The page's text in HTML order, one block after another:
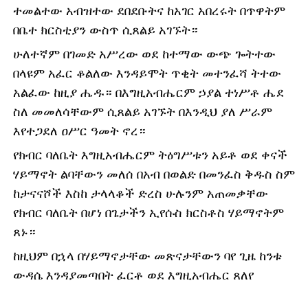
ተመልተው አብዝተው ደበደቡትና ከአገር አበረሩት በጥዋትም
በቤተ ክርስቲያን ውስጥ ሲጸልይ አገኙት።
ሁለተኛም በገመድ አሥረው ወደ ከተማው ውጭ ጐትተው
በላዩም አፈር ቆልለው እንዳይሞት ጥቂት መተንፈሻ ትተው
አልፈው ከዚያ ሔዱ። በእግዚአብሔርም ኃያል ተነሥቶ ሔደ
ስለ መመለሳቸውም ሲጸልይ አገኙት በእንዲህ ያለ ሥራም
እየተጋደለ ዐሥር ዓመት ኖረ።
የክብር ባለቤት እግዚአብሔርም ትዕግሥቱን አይቶ ወደ ቀናች
ሃይማኖት ልባቸውን መለሰ በአብ በወልድ በመንፈስ ቅዱስ ስም
ከታናናሾች እስከ ታላላቆች ድረስ ሁሉንም አጠመቃቸው
የክብር ባለቤት በሆነ በጌታችን ኢየሱስ ክርስቶስ ሃይማኖትም
ጸኑ።
ከዚህም በኋላ በሃይማኖታቸው መጽናታቸውን ባየ ጊዜ ከንቱ
ውዳሴ እንዳያመጣበት ፈርቶ ወደ እግዚአብሔር ጸለየ